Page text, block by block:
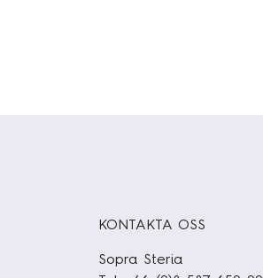
KONTAKTA OSS
Sopra Steria